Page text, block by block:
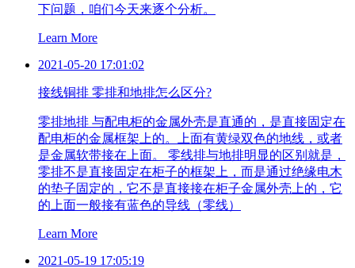
下问题，咱们今天来逐个分析。
Learn More
2021-05-20 17:01:02
接线铜排 零排和地排怎么区分?
零排地排 与配电柜的金属外壳是直通的，是直接固定在
配电柜的金属框架上的。上面有黄绿双色的地线，或者
是金属软带接在上面。 零线排与地排明显的区别就是，
零排不是直接固定在柜子的框架上，而是通过绝缘电木
的垫子固定的，它不是直接接在柜子金属外壳上的，它
的上面一般接有蓝色的导线（零线）
Learn More
2021-05-19 17:05:19